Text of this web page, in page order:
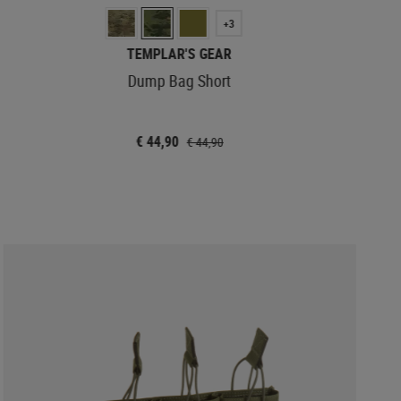
+3
TEMPLAR'S GEAR
Dump Bag Short
€ 44,90 € 44,90